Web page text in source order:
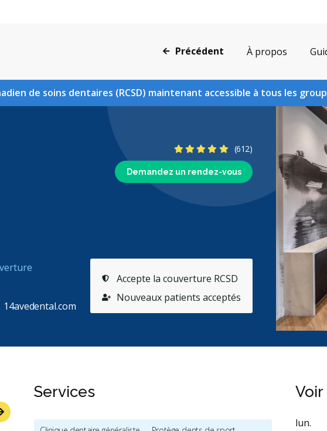
Précédent À propos
de soins dentaires (RCSD) maintenant accessible à tous les
Accepte la couverture RCSD
Nouveaux patients acceptés
4.9 étoiles
(612)
Demandez un rendez-vous
14avedental.com
Services
lun.